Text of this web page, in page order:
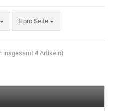
8 pro Seite
insgesamt4Artikeln)